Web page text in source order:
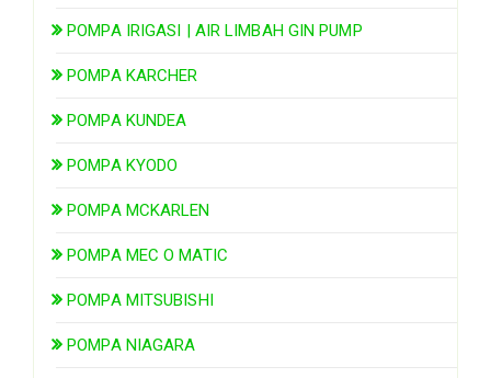
POMPA IRIGASI | AIR LIMBAH GIN PUMP
POMPA KARCHER
POMPA KUNDEA
POMPA KYODO
POMPA MCKARLEN
POMPA MEC O MATIC
POMPA MITSUBISHI
POMPA NIAGARA